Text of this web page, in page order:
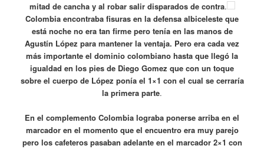
mitad de cancha y al robar salir disparados de contra.
Colombia encontraba fisuras en la defensa albiceleste que
está noche no era tan firme pero tenía en las manos de
Agustín López para mantener la ventaja. Pero era cada vez
más importante el dominio colombiano hasta que llegó la
igualdad en los pies de Diego Gomez que con un toque
sobre el cuerpo de López ponía el 1×1 con el cual se cerraría
la primera parte.
En el complemento Colombia lograba ponerse arriba en el
marcador en el momento que el encuentro era muy parejo
pero los cafeteros pasaban adelante en el marcador 2×1 con